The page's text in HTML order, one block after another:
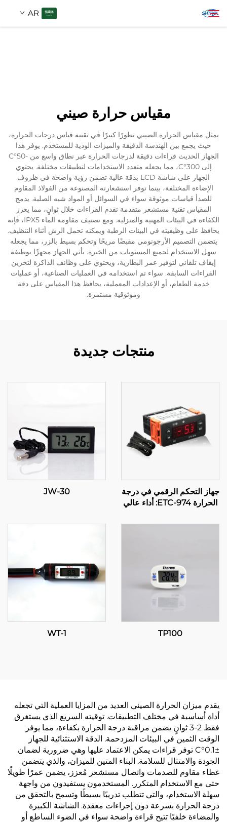
AR
مقياس حرارة صيني
يمثل مقياس الحرارة الصيني تطورًا كبيرًا في تقنية قياس درجات الحرارة،
حيث يجمع بين الهندسة الدقيقة والميزات الودية للمستخدم. يوفر هذا
الجهاز الحديث قراءات دقيقة لدرجات الحرارة عبر نطاق واسع من -50°C
إلى 300°C، مما يجعله متعدد الاستخدامات لتطبيقات مختلفة. يحتوي
الجهاز على شاشة LCD بدقة عالية تضمن رؤية واضحة في ظروف
الإضاءة المختلفة، بينما توفر استشعارته المصنوعة من الفولاذ المقاوم
للصدأ قياسات موثوقة سواء في السوائل أو المواد شبه الصلبة. يدمج
المقياس تقنية مستشعر متقدمة تقدم القراءات خلال ثوانٍ، مما يعزز
الكفاءة في البيئات المهنية والمنزلية. ومع تصنيف مقاومة الماء IPX5، فإنه
يحافظ على وظيفيته في البيئات الرطبة ويمكنه تحمل الرش أثناء التنظيف.
يتضمن التصميم الأرجونومي مقبضًا مريحًا وتحكم بسيط بالزر، مما يجعله
سهل الاستخدام لجميع المستويات من الخبرة. يأتي الجهاز مجهزًا بوظيفة
إيقاف تلقائي لتوفير عمر البطارية، ويحتوي على وظائف الذاكرة لتخزين
القراءات السابقة. سواء تم استخدامه في العمليات الصناعية، أو عمليات
خدمة الطعام، أو الإعدادات المعملية، يحافظ هذا المقياس على دقة
وموثوقية مستمرة.
منتجات جديدة
جهاز التحكم الرقمي في درجة
الحرارة ETC-974: أداء عالي
للتطبيقات الصناعية
JW-30
TP100
WT-1
يقدم ميزان الحرارة الصيني العديد من المزايا العملية التي تجعله
أداة أساسية في مختلف التطبيقات. توقيته السريع الذي يستغرق
فقط 2-3 ثوانٍ يضمن مراقبة درجة الحرارة بكفاءة، مما يوفر
الوقت الثمين في البيئات المزدحمة. الدقة الاستثنائية للجهاز
±0.1°C توفر قراءات يمكن الاعتماد عليها وهي ضرورية لضمان
الجودة والامتثال للسلامة. البناء المتين للميزان، والذي يتضمن
غطاء مقاوم للصدمات واتصال مستشعر مُعزز، يضمن عمرًا طويلًا
حتى مع الاستخدام المتكرر. المستخدمون يستفيدون من واجهة
سهلة الاستخدام، والتي تتطلب تدريبًا بسيطًا وتسمح بالتحقق من
درجة الحرارة بسرعة دون إجراءات معقدة. الشاشة الكبيرة
والمضاءة خلفيًا تتيح قراءة واضحة سواء في الضوء الساطع أو